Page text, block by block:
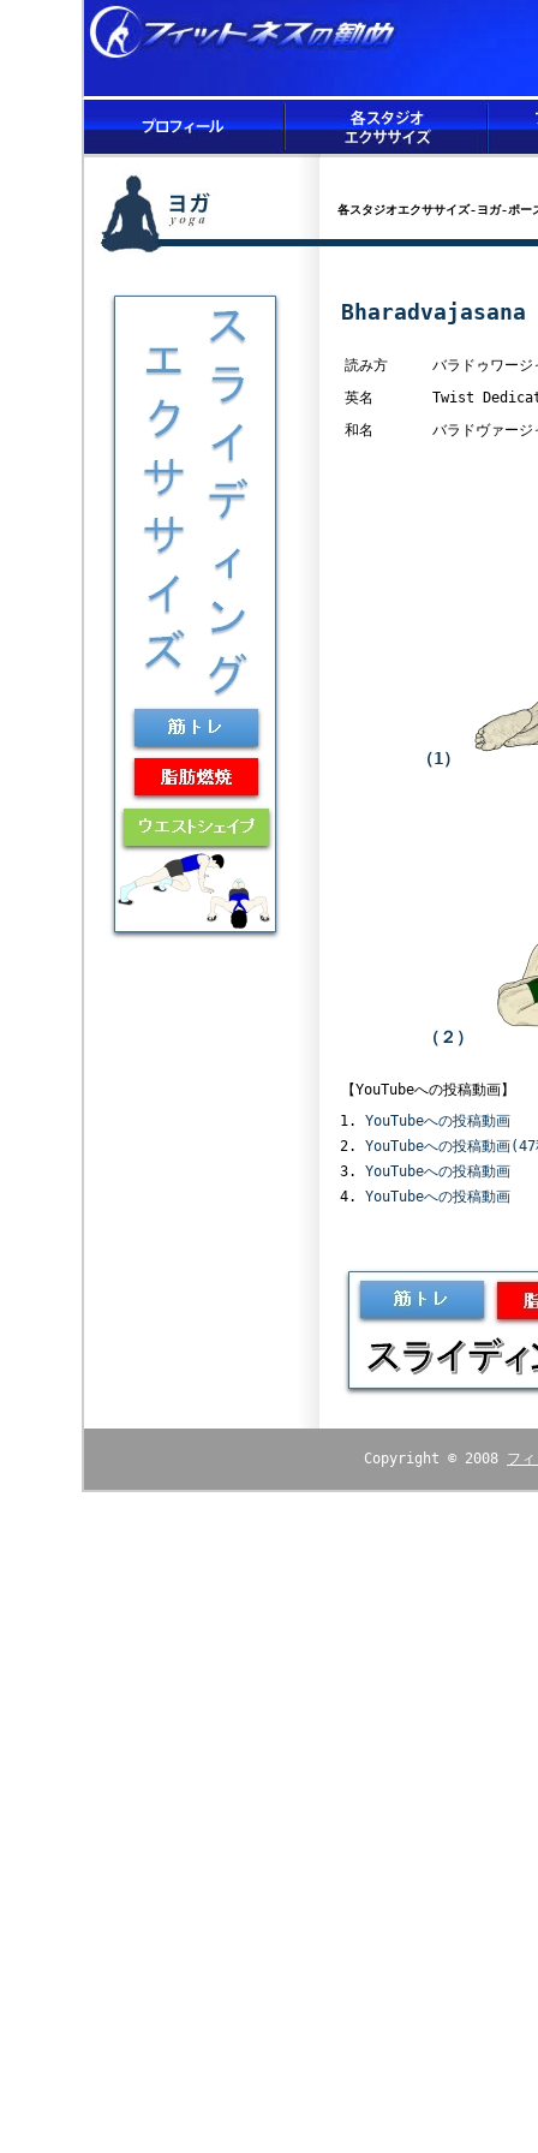
各スタジオエクササイズ-ヨガ-ポー
Bharadvajasana
読み方
バラドゥワージ
英名
Twist
和名
バラドヴァージ
（1）
（２）
【YouTubeへの投稿動画】
YouTubeへの投稿動画
YouTubeへの投稿動画
YouTubeへの投稿動画
YouTubeへの投稿動画
Copyright © 2008 フ